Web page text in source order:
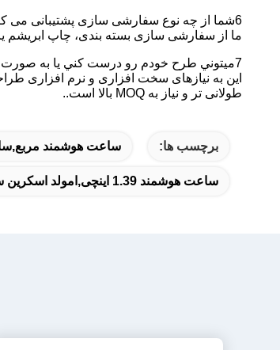
6شما از چه نوع سفارشی سازی پشتیبانی می کنید؟
ما از سفارشی سازی بسته بندی، چاپ ابریشم
7ميتوني طرح خودم رو درست کني يا به صورت اوليه عرضه کني؟
این به نیازهای سخت افزاری و نرم افزاری
طولانی تر و نیاز به MOQ بالا است..
برچسب ها: ساعت هوشمند
ساعت هوشمند 1.39 اینچی,امولد اسکرین ساعت هوشمند مربع شکل,ساعت هوشمند مربع ضد آب